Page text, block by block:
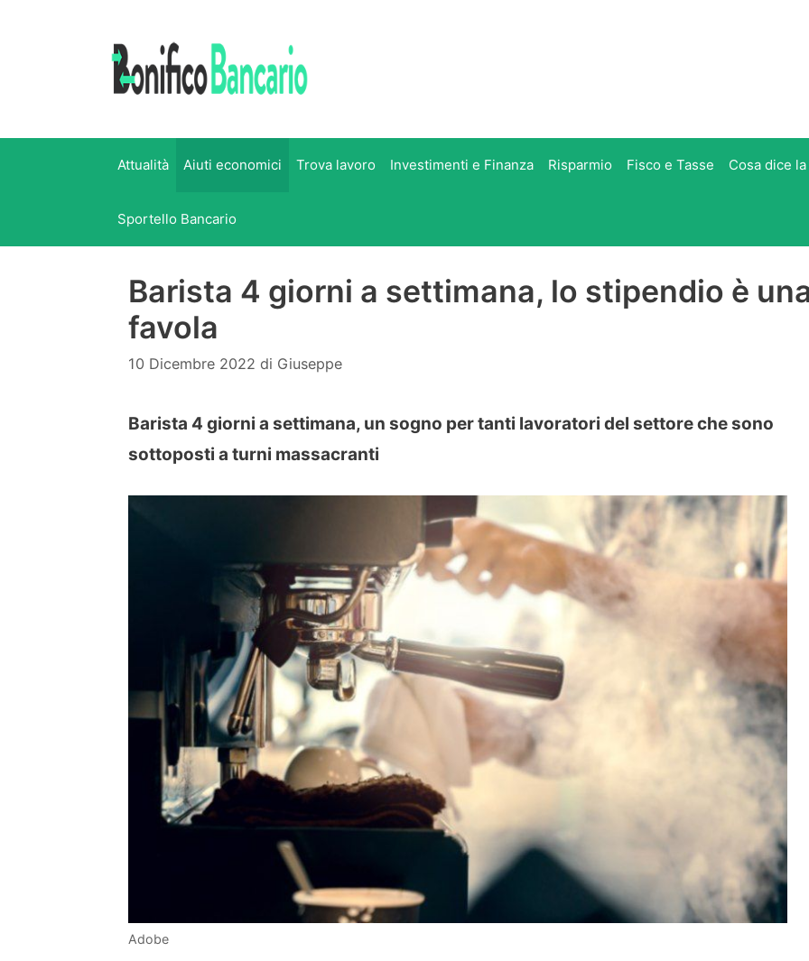
Attualità Aiuti economici Trova lavoro Investimenti e Finanza Risparmio Fisco e Tasse Cosa dice
Sportello Bancario
Barista 4 giorni a settimana, lo stipendio è
favola
10 Dicembre 2022 di Giuseppe
Barista 4 giorni a settimana, un sogno per tanti lavoratori del settore che sono
sottoposti a turni massacranti
Adobe